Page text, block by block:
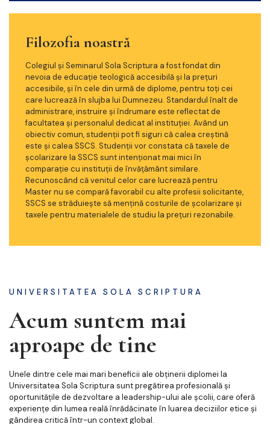
Filozofia noastră
Colegiul și Seminarul Sola Scriptura a fost fondat din
nevoia de educație teologică accesibilă și la prețuri
accesibile, și în cele din urmă de diplome, pentru toți cei
care lucrează în slujba lui Dumnezeu. Standardul înalt de
administrare, instruire și îndrumare este reflectat de
facultatea și personalul dedicat al instituției. Având un
obiectiv comun, studenții pot fi siguri că calea creștină
este și calea SSCS. Studenții vor constata că taxele de
școlarizare la SSCS sunt intenționat mai mici în
comparație cu instituții de învățământ similare.
Recunoscând că venitul celor care lucrează pentru
Master nu se compară favorabil cu alte profesii solicitante,
SSCS se străduiește să mențină costurile de școlarizare și
taxele pentru materialele de studiu la prețuri rezonabile.
UNIVERSITATEA SOLA SCRIPTURA
Acum suntem mai
aproape de tine
Unele dintre cele mai mari beneficii ale obținerii diplomei la
Universitatea Sola Scriptura sunt pregătirea profesională și
oportunitățile de dezvoltare a leadership-ului ale școlii, care oferă
experiențe din lumea reală înrădăcinate în luarea deciziilor etice și
gândirea critică într-un context global.